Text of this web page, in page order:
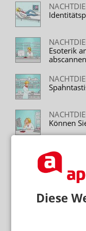
Diese
Esoterik
Können
Neuere Artikel
„Sie